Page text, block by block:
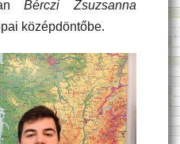
Bérczi Zsuzsanna
középdöntőbe.